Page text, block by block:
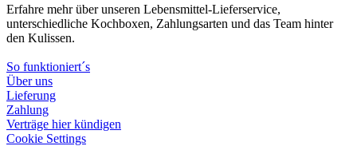
Erfahre mehr über unseren Lebensmittel-Lieferservice,
unterschiedliche Kochboxen, Zahlungsarten und das Team hinter
den Kulissen.
So funktioniert´s
Über uns
Lieferung
Zahlung
Verträge hier kündigen
Cookie Settings